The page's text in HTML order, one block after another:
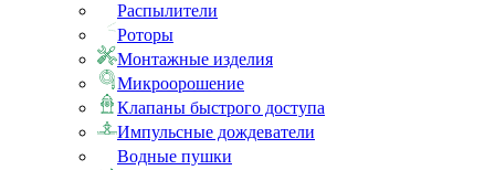
Распылители
Роторы
Монтажные изделия
Микроорошение
Клапаны быстрого доступа
Импульсные дождеватели
Водные пушки